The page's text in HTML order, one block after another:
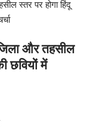
और तहसील
छवियों में